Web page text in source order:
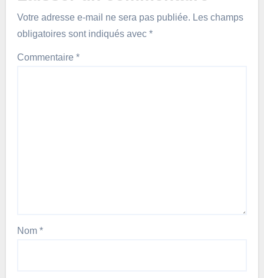
Votre adresse e-mail ne sera pas publiée. Les champs
obligatoires sont indiqués avec *
Commentaire *
Nom *